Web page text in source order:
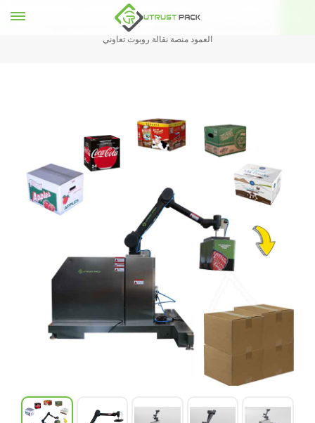
منصة نقالة للكرتون التلقائي آلة التعبئة والتغليف روبوت
العمود منصة نقالة روبوت تعاوني